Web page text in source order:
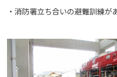
・消防署立ち合いの避難訓練